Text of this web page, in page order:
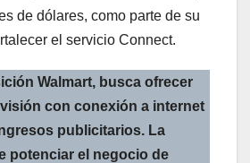
de dólares, como parte de su
el servicio Connect.
Walmart, busca ofrecer
con conexión a internet
publicitarios. La
potenciar el negocio de